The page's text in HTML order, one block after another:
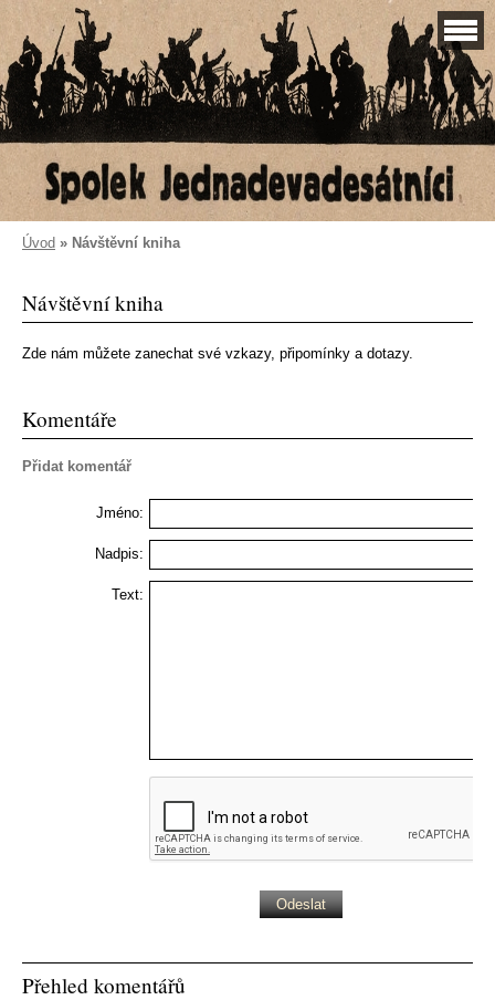
Úvod » Návštěvní kniha
Návštěvní kniha
Zde nám můžete zanechat své vzkazy, připomínky a dotazy.
Komentáře
Přidat komentář
Jméno:
Nadpis:
Text:
Přehled komentářů